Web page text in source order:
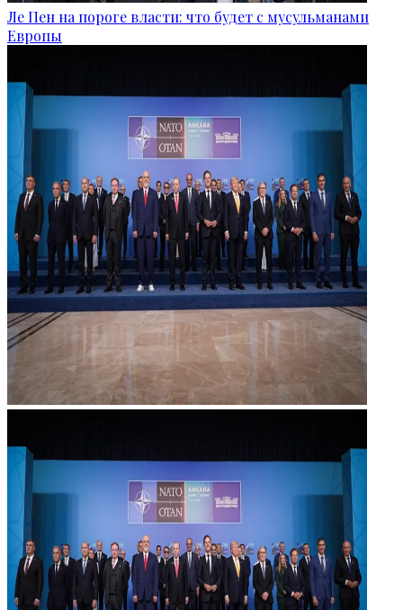
Ле Пен на пороге власти: что будет с мусульманами
Европы